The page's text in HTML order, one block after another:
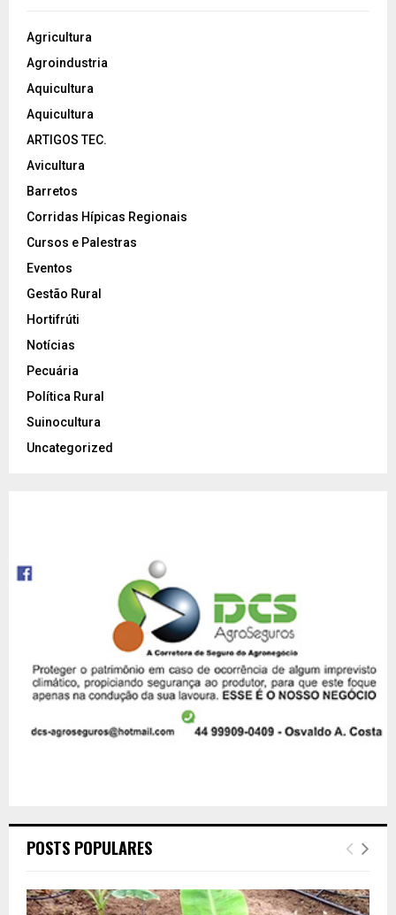
Agricultura
Agroindustria
Aquicultura
Aquicultura
ARTIGOS TEC.
Avicultura
Barretos
Corridas Hípicas Regionais
Cursos e Palestras
Eventos
Gestão Rural
Hortifrúti
Notícias
Pecuária
Política Rural
Suinocultura
Uncategorized
POSTS POPULARES